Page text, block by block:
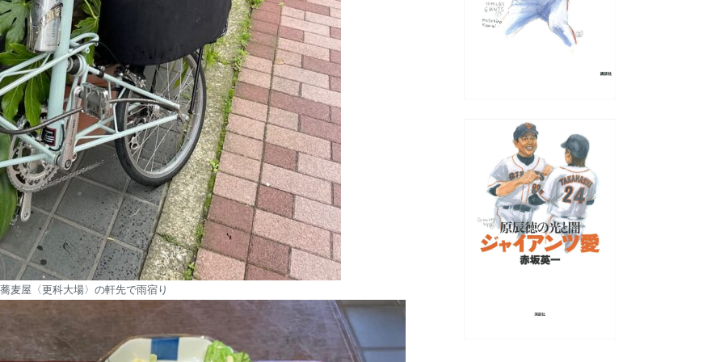
麦屋〈更科大場〉の軒先で雨宿り